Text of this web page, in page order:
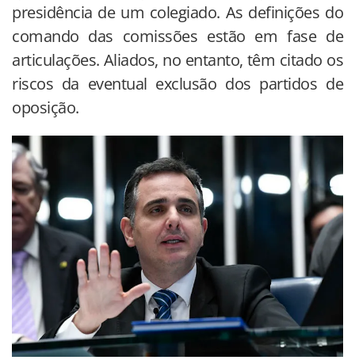
presidência de um colegiado. As definições do
comando das comissões estão em fase de
articulações. Aliados, no entanto, têm citado os
riscos da eventual exclusão dos partidos de
oposição.